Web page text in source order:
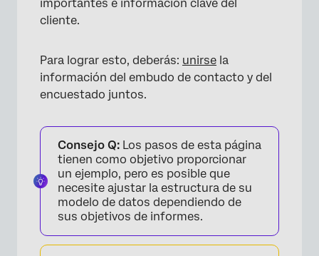
Mapeo de las Respuestas de la Encuesta con
los datos del embudo
importantes e información clave del
cliente.
Para lograr esto, deberás: unirse la
información del embudo de contacto y del
encuestado juntos.
Consejo Q: Los pasos de esta página
tienen como objetivo proporcionar
un ejemplo, pero es posible que
necesite ajustar la estructura de su
modelo de datos dependiendo de
sus objetivos de informes.